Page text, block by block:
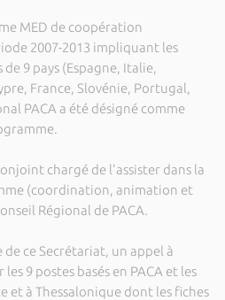
MED de coopération
2007-2013 impliquant les
9 pays (Espagne, Italie,
France, Slovénie, Portugal,
PACA a été désigné comme
chargé de l'assister dans la
(coordination, animation et
Régional de PACA.
ce Secrétariat, un appel à
9 postes basés en PACA et les
et à Thessalonique dont les fiches